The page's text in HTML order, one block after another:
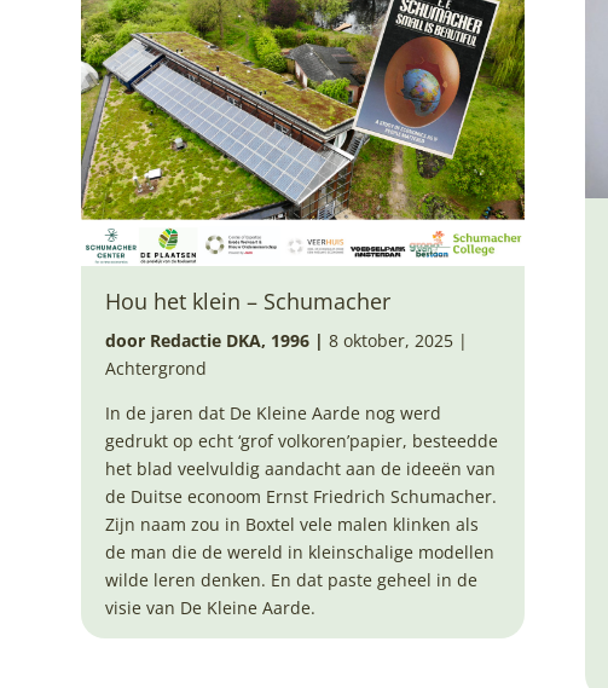
Hou het klein – Schumacher
door Redactie DKA, 1996 |8 oktober, 2025 |
Achtergrond
In de jaren dat De Kleine Aarde nog werd
gedrukt op echt ‘grof volkoren’papier, besteedde
het blad veelvuldig aandacht aan de ideeën van
de Duitse econoom Ernst Friedrich Schumacher.
Zijn naam zou in Boxtel vele malen klinken als
de man die de wereld in kleinschalige modellen
wilde leren denken. En dat paste geheel in de
visie van De Kleine Aarde.